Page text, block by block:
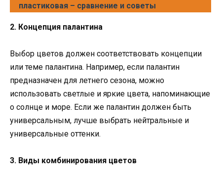
пластиковая – сравнение и советы
2. Концепция палантина
Выбор цветов должен соответствовать концепции
или теме палантина. Например, если палантин
предназначен для летнего сезона, можно
использовать светлые и яркие цвета, напоминающие
о солнце и море. Если же палантин должен быть
универсальным, лучше выбрать нейтральные и
универсальные оттенки.
3. Виды комбинирования цветов